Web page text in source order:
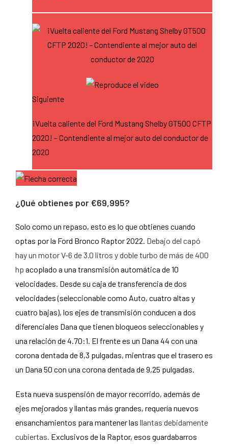
Siguiente
¡Vuelta caliente del Ford Mustang Shelby GT500 CFTP
2020! – Contendiente al mejor auto del conductor de
2020
¿Qué obtienes por €69,995?
Solo como un repaso, esto es lo que obtienes cuando
optas por la Ford Bronco Raptor 2022. Debajo del capó
hay un motor V-6 de 3.0 litros y doble turbo de más de 400
hp acoplado a una transmisión automática de 10
velocidades. Desde su caja de transferencia de dos
velocidades (seleccionable como Auto, cuatro altas y
cuatro bajas), los ejes de transmisión conducen a dos
diferenciales Dana que tienen bloqueos seleccionables y
una relación de 4.70:1. El frente es un Dana 44 con una
corona dentada de 8,3 pulgadas, mientras que el trasero es
un Dana 50 con una corona dentada de 9,25 pulgadas.
Esta nueva suspensión de mayor recorrido, además de
ejes mejorados y llantas más grandes, requería nuevos
ensanchamientos para mantener las llantas debidamente
cubiertas. Exclusivos de la Raptor, esos guardabarros